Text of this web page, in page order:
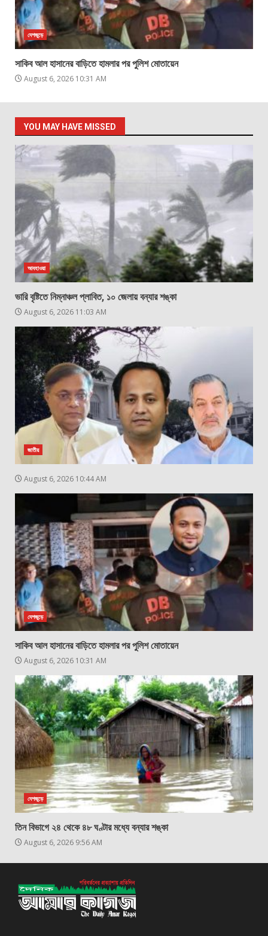
দেশজুড়ে
সাকিব আল হাসানের বাড়িতে হামলার পর পুলিশ মোতায়েন
August 6, 2026 10:31 AM
YOU MAY HAVE MISSED
আবহাওয়া
ভারি বৃষ্টিতে নিম্নাঞ্চল প্লাবিত, ১০ জেলায় বন্যার শঙ্কা
August 6, 2026 11:03 AM
জাতীয়
August 6, 2026 10:44 AM
দেশজুড়ে
সাকিব আল হাসানের বাড়িতে হামলার পর পুলিশ মোতায়েন
August 6, 2026 10:31 AM
দেশজুড়ে
তিন বিভাগে ২৪ থেকে ৪৮ ঘণ্টার মধ্যে বন্যার শঙ্কা
August 6, 2026 9:56 AM